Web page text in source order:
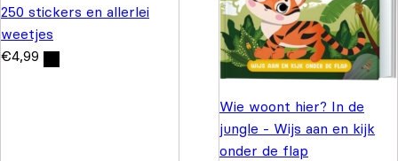
250 stickers en allerlei
weetjes
€4,99
Wie woont hier? In de
jungle - Wijs aan en kijk
onder de flap